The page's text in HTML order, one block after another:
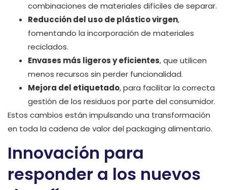
combinaciones de materiales difíciles de separar.
Reducción del uso de plástico virgen,
fomentando la incorporación de materiales
reciclados.
Envases más ligeros y eficientes, que utilicen
menos recursos sin perder funcionalidad.
Mejora del etiquetado, para facilitar la correcta
gestión de los residuos por parte del consumidor.
Estos cambios están impulsando una transformación
en toda la cadena de valor del packaging alimentario.
Innovación para
responder a los nuevos